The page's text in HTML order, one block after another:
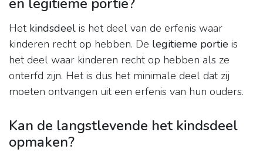
Het kindsdeel is het deel van de erfenis waar
kinderen recht op hebben. De legitieme portie is
het deel waar kinderen recht op hebben als ze
onterfd zijn. Het is dus het minimale deel dat zij
moeten ontvangen uit een erfenis van hun ouders.
Kan de langstlevende het kindsdeel
opmaken?